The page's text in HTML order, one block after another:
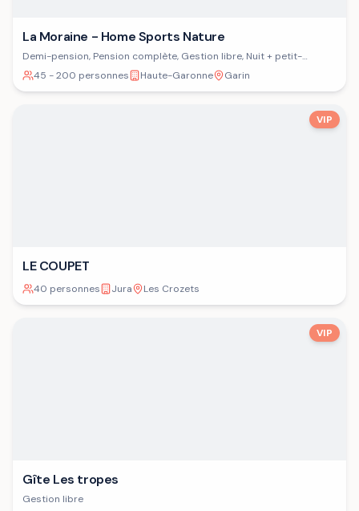
La Moraine - Home Sports Nature
Demi-pension, Pension complète, Gestion libre, Nuit + petit-
déjeuner
45 - 200 personnes Haute-Garonne Garin
VIP
LE COUPET
40 personnes Jura Les Crozets
VIP
Gîte Les tropes
Gestion libre